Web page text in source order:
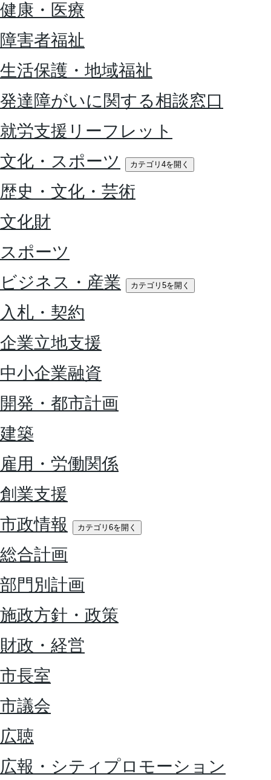
健康・医療
障害者福祉
生活保護・地域福祉
発達障がいに関する相談窓口
就労支援リーフレット
文化・スポーツ
カテゴリ4を開く
歴史・文化・芸術
文化財
スポーツ
ビジネス・産業
カテゴリ5を開く
入札・契約
企業立地支援
中小企業融資
開発・都市計画
建築
雇用・労働関係
創業支援
市政情報
カテゴリ6を開く
総合計画
部門別計画
施政方針・政策
財政・経営
市長室
市議会
広聴
広報・シティプロモーション